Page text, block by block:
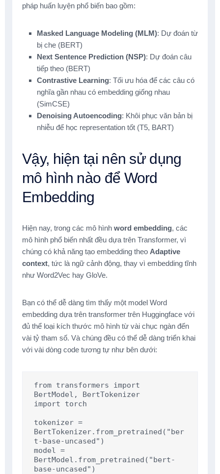
pháp huấn luyện phổ biến bao gồm:
Masked Language Modeling (MLM): Dự đoán từ
bị che (BERT)
Next Sentence Prediction (NSP): Dự đoán câu
tiếp theo (BERT)
Contrastive Learning: Tối ưu hóa để các câu có
nghĩa gần nhau có embedding giống nhau
(SimCSE)
Denoising Autoencoding: Khôi phục văn bản bị
nhiễu để học representation tốt (T5, BART)
Vậy, hiện tại nên sử dụng
mô hình nào để Word
Embedding
Hiện nay, trong các mô hình word embedding, các
mô hình phổ biến nhất đều dựa trên Transformer, vì
chúng có khả năng tạo embedding theo Adaptive
context, tức là ngữ cảnh động, thay vì embedding tĩnh
như Word2Vec hay GloVe.
Bạn có thể dễ dàng tìm thấy một model Word
embedding dựa trên transformer trên Huggingface với
đủ thể loại kích thước mô hình từ vài chục ngàn đến
vài tỷ tham số. Và chúng đều có thể dễ dàng triển khai
với vài dòng code tương tự như bên dưới:
from transformers import
BertModel, BertTokenizer
import torch
tokenizer =
BertTokenizer.from_pretrained("ber
t-base-uncased")
model =
BertModel.from_pretrained("bert-
base-uncased")